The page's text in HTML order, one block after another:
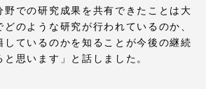
野での研究成果を共有できたことは大
どのような研究が行われているのか、
しているのかを知ることが今後の継続
思います」と話しました。